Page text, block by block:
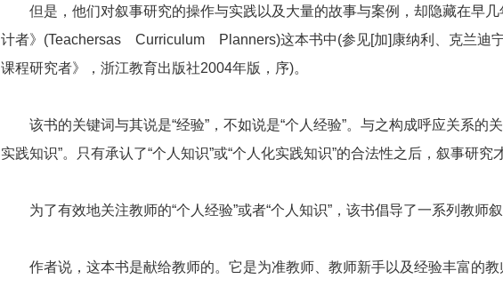
但是，他们对叙事研究的操作与实践以及大量的故事与案例，却隐藏在早几
计者》(Teachersas Curriculum Planners)这本书中(参见[加]康纳利、克兰迪
课程研究者》，浙江教育出版社2004年版，序)。
该书的关键词与其说是“经验”，不如说是“个人经验”。与之构成呼应关系的关
实践知识”。只有承认了“个人知识”或“个人化实践知识”的合法性之后，叙事研究
为了有效地关注教师的“个人经验”或者“个人知识”，该书倡导了一系列教师叙
作者说，这本书是献给教师的。它是为准教师、教师新手以及经验丰富的教